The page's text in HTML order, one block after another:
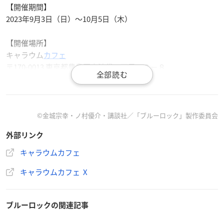
【開催期間】
2023年9月3日（日）～10月5日（木）
【開催場所】
キャラウムカフェ
〒170-0013 東京都豊島区東池袋３丁目１３−８
期間：9月3日（日）～ 10月5日（木）
等身絵柄グッズを発売いたします。
— キャラウムカフェ 「おそ松さん」カフェ2023/8/1
©金城宗幸・ノ村優介・講談社／「ブルーロック」製作委員会
外部リンク
キャラウムカフェ
キャラウムカフェ X
ブルーロックの関連記事